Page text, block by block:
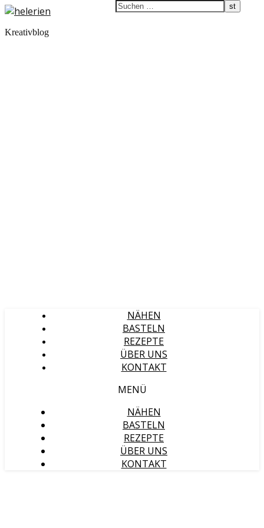
Kreativblog
NÄHEN
BASTELN
REZEPTE
ÜBER UNS
KONTAKT
MENÜ
NÄHEN
BASTELN
REZEPTE
ÜBER UNS
KONTAKT